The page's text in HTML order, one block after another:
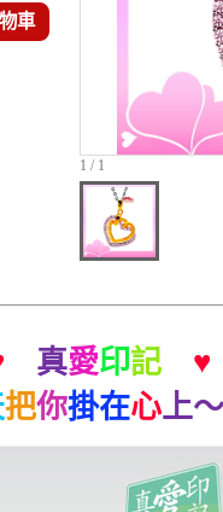
1 / 1
車
真愛印記 ♥
把你掛在心上